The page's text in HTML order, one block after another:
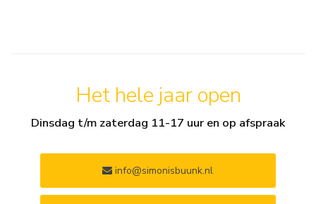
Het hele jaar open
Dinsdag t/m zaterdag 11-17 uur en op afspraak
info@simonisbuunk.nl